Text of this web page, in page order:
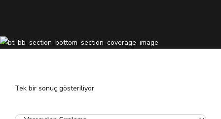
Tek bir sonuç gösteriliyor